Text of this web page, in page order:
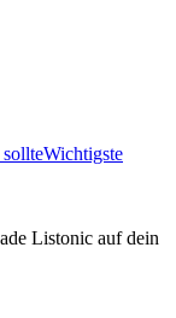
sollteWichtigste
Listonic auf dein